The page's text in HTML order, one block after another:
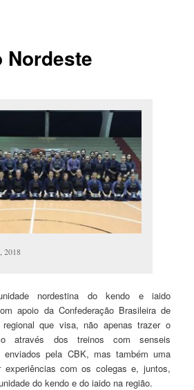
Nordeste
2018
nordestina do kendo e iaido
apoio da Confederação Brasileira de
que visa, não apenas trazer o
através dos treinos com senseis
enviados pela CBK, mas também uma
experiências com os colegas e, juntos,
do kendo e do iaido na região.